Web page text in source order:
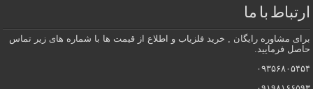
ارتباط با ما
برای مشاوره رایگان , خرید فلزیاب و اطلاع از قیمت ها با شماره های زیر تماس
حاصل فرمایید.
۰۹۳۵۶۸۰۵۴۵۴